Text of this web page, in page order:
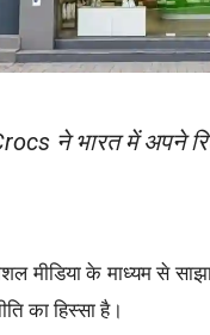
ने भारत में अपने
मीडिया के माध्यम से
का हिस्सा है।